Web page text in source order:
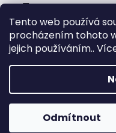
Tento web používá
procházením tohoto
jejich používáním..
Odmítnout
info@pip-
605 871 228
Copyright 2026